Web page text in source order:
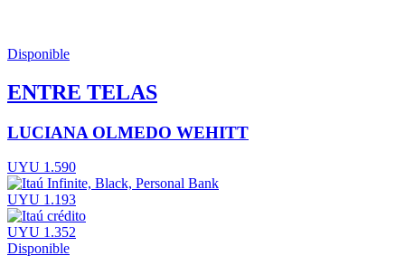
Disponible
ENTRE TELAS
LUCIANA OLMEDO WEHITT
UYU 1.590
UYU 1.193
UYU 1.352
Disponible